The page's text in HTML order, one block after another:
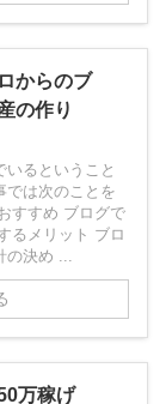
からのブ
の作り
いるということ
では次のことを
すすめ ブログで
るメリット ブロ
の決め ...
万稼げ